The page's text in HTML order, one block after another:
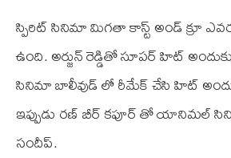
స్పిరిట్ సినిమా మిగతా కాస్ట్ అండ్ క్రూ
ఉంది. అర్జున్ రెడ్డితో సూపర్ హిట్
సినిమా బాలీవుడ్ లో రీమేక్ చేసి హిట్
ఇప్పుడు రణ్ బీర్ కపూర్ తో యానిమల్
సందీప్.